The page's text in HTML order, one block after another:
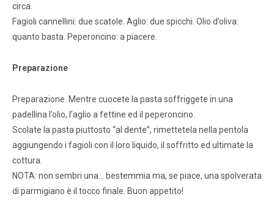
circa.
Fagioli cannellini: due scatole. Aglio: due spicchi. Olio d’oliva:
quanto basta. Peperoncino: a piacere.
Preparazione
Preparazione. Mentre cuocete la pasta soffriggete in una
padellina l’olio, l’aglio a fettine ed il peperoncino.
Scolate la pasta piuttosto “al dente”, rimettetela nella pentola
aggiungendo i fagioli con il loro liquido, il soffritto ed ultimate la
cottura.
NOTA: non sembri una… bestemmia ma, se piace, una spolverata
di parmigiano è il tocco finale. Buon appetito!